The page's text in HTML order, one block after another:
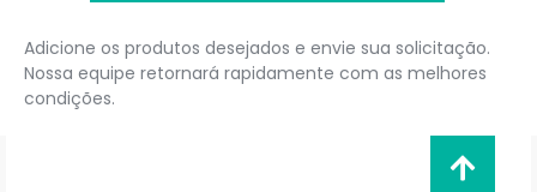
Adicione os produtos desejados e envie sua solicitação.
Nossa equipe retornará rapidamente com as melhores
condições.